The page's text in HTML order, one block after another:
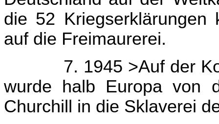
die 52 Kriegserklärungen
auf die Freimaurerei.
7. 1945 >Auf der
wurde halb Europa von
Churchill in die Sklaverei